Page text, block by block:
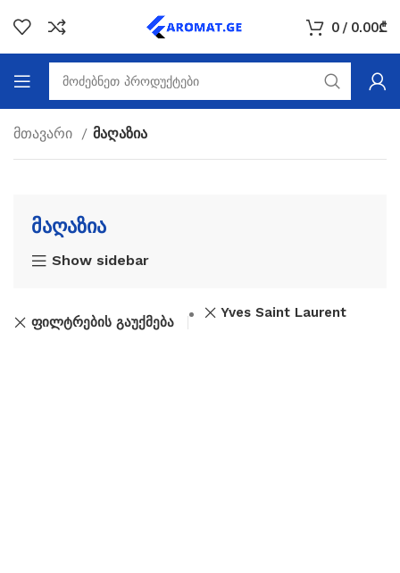
0 / 0.00₾
მთავარი მაღაზია
მაღაზია
Show sidebar
ფილტრების გაუქმება
Yves Saint Laurent